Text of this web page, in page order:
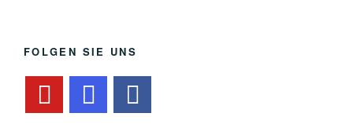
FOLGEN SIE UNS